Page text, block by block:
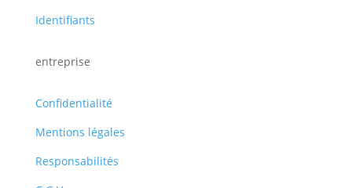
Identifiants
entreprise
Confidentialité
Mentions légales
Responsabilités